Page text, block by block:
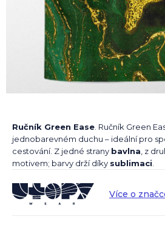
Ručník Green Ease. Ručník Green
jednobarevném duchu – ideální pro
cestování. Z jedné strany bavlna, z
motivem; barvy drží díky sublimaci.
Více o